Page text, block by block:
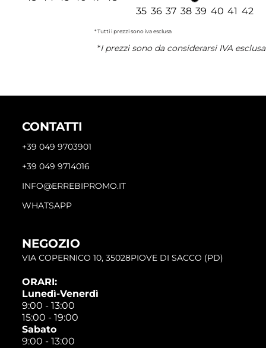
35 36 37 38 39 40 41 42
* Tutti i prezzi sono iva esclusa
*I prezzi sono da considerarsi IVA esclusa
CONTATTI
+39 049 9703901
+39 049 9714016
INFO@ERREBIPROMO.IT
WHATSAPP
NEGOZIO
VIA COPERNICO 10, 35028PIOVE DI SACCO (PD)
ORARI:
Lunedì-Venerdì
9:00 - 13:00
15:00 - 19:00
Sabato
9:00 - 13:00